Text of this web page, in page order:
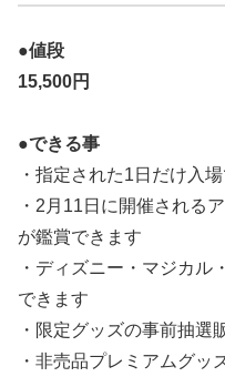
●値段
15,500円
●できる事
・指定された1日だけ入
・2月11日に開催される
が鑑賞できます
・ディズニー・マジカル
できます
・限定グッズの事前抽選
・非売品プレミアムグッ